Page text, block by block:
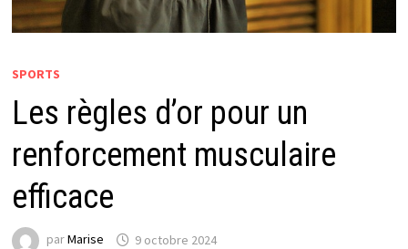
SPORTS
Les règles d’or pour un
renforcement musculaire
efficace
parMarise 9 octobre 2024